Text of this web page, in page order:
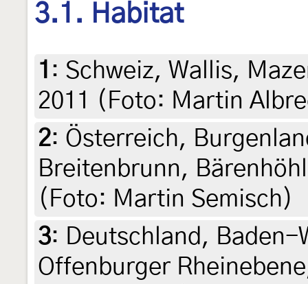
3.1. Habitat
1 : Schweiz, Wallis,
2011 (Foto: Martin
2: Österreich,
Breitenbrunn,
(Foto: Martin Semisch)
3: Deutschland,
Offenburger